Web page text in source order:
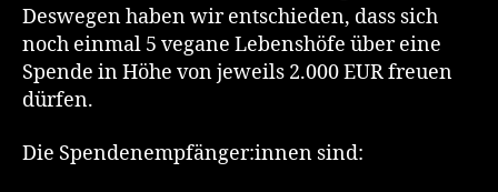
Deswegen haben wir entschieden, dass sich
noch einmal 5 vegane Lebenshöfe über eine
Spende in Höhe von jeweils 2.000 EUR freuen
dürfen.
Die Spendenempfänger:innen sind: